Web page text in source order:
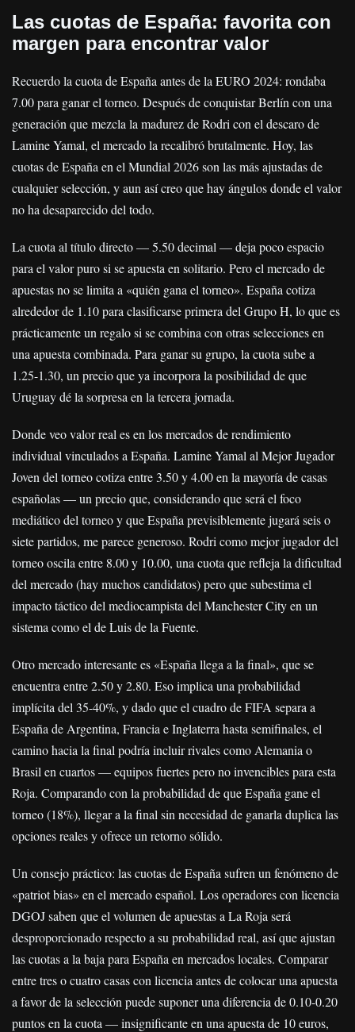
Las cuotas de España: favorita con
margen para encontrar valor
Recuerdo la cuota de España antes de la EURO 2024: rondaba
7.00 para ganar el torneo. Después de conquistar Berlín con una
generación que mezcla la madurez de Rodri con el descaro de
Lamine Yamal, el mercado la recalibró brutalmente. Hoy, las
cuotas de España en el Mundial 2026 son las más ajustadas de
cualquier selección, y aun así creo que hay ángulos donde el valor
no ha desaparecido del todo.
La cuota al título directo — 5.50 decimal — deja poco espacio
para el valor puro si se apuesta en solitario. Pero el mercado de
apuestas no se limita a «quién gana el torneo». España cotiza
alrededor de 1.10 para clasificarse primera del Grupo H, lo que es
prácticamente un regalo si se combina con otras selecciones en
una apuesta combinada. Para ganar su grupo, la cuota sube a
1.25-1.30, un precio que ya incorpora la posibilidad de que
Uruguay dé la sorpresa en la tercera jornada.
Donde veo valor real es en los mercados de rendimiento
individual vinculados a España. Lamine Yamal al Mejor Jugador
Joven del torneo cotiza entre 3.50 y 4.00 en la mayoría de casas
españolas — un precio que, considerando que será el foco
mediático del torneo y que España previsiblemente jugará seis o
siete partidos, me parece generoso. Rodri como mejor jugador del
torneo oscila entre 8.00 y 10.00, una cuota que refleja la dificultad
del mercado (hay muchos candidatos) pero que subestima el
impacto táctico del mediocampista del Manchester City en un
sistema como el de Luis de la Fuente.
Otro mercado interesante es «España llega a la final», que se
encuentra entre 2.50 y 2.80. Eso implica una probabilidad
implícita del 35-40%, y dado que el cuadro de FIFA separa a
España de Argentina, Francia e Inglaterra hasta semifinales, el
camino hacia la final podría incluir rivales como Alemania o
Brasil en cuartos — equipos fuertes pero no invencibles para esta
Roja. Comparando con la probabilidad de que España gane el
torneo (18%), llegar a la final sin necesidad de ganarla duplica las
opciones reales y ofrece un retorno sólido.
Un consejo práctico: las cuotas de España sufren un fenómeno de
«patriot bias» en el mercado español. Los operadores con licencia
DGOJ saben que el volumen de apuestas a La Roja será
desproporcionado respecto a su probabilidad real, así que ajustan
las cuotas a la baja para España en mercados locales. Comparar
entre tres o cuatro casas con licencia antes de colocar una apuesta
a favor de la selección puede suponer una diferencia de 0.10-0.20
puntos en la cuota — insignificante en una apuesta de 10 euros,